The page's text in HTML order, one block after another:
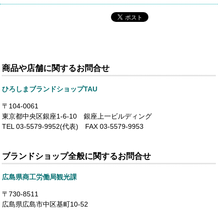
商品や店舗に関するお問合せ
ひろしまブランドショップTAU
〒104-0061
東京都中央区銀座1-6-10 銀座上一ビルディング
TEL 03-5579-9952(代表) FAX 03-5579-9953
ブランドショップ全般に関するお問合せ
広島県商工労働局観光課
〒730-8511
広島県広島市中区基町10-52